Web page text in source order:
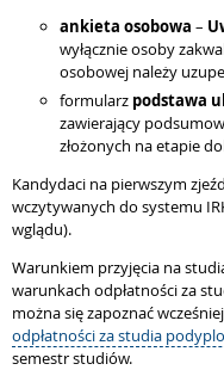
ankieta osobowa –
wyłącznie osoby
osobowej należy
formularz podstawa
zawierający
złożonych na etapie
Kandydaci na pierwszym
wczytywanych do systemu
wglądu).
Warunkiem przyjęcia na
warunkach odpłatności za
można się zapoznać
odpłatności za studia
semestr studiów.